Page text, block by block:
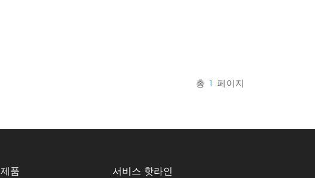
총 페이지
제품 서비스 핫라인